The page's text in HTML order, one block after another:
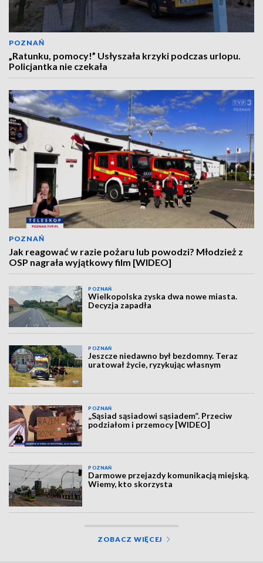
POZNAŃ
„Ratunku, pomocy!” Usłyszała krzyki podczas urlopu.
Policjantka nie czekała
POZNAŃ
Jak reagować w razie pożaru lub powodzi? Młodzież z
OSP nagrała wyjątkowy film [WIDEO]
POZNAŃ
Wielkopolska zyska dwa nowe miasta.
Decyzja zapadła
POZNAŃ
Jeszcze niedawno był bezdomny. Teraz
uratował życie, ryzykując własnym
POZNAŃ
„Sąsiad sąsiadowi sąsiadem”. Przeciw
podziałom i przemocy [WIDEO]
POZNAŃ
Darmowe przejazdy komunikacją miejską.
Wiemy, kto skorzysta
ZOBACZ WIĘCEJ